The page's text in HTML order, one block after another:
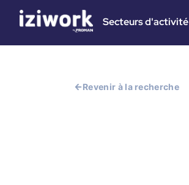
Secteurs d'activité
Revenir à la recherche